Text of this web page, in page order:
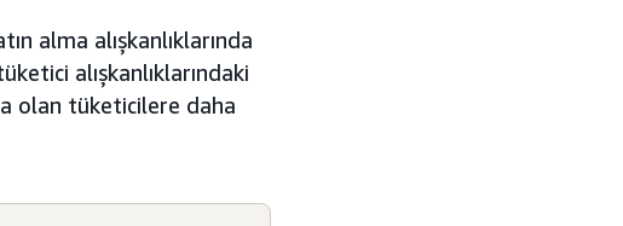
alma alışkanlıklarında
alışkanlıklarındaki
olan tüketicilere daha